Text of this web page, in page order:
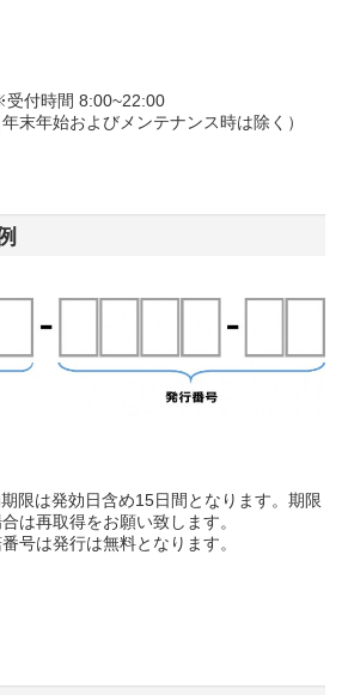
付時間 8:00~22:00
末年始およびメンテナンス時は除く）
限は発効日含め15日間となります。期限
は再取得をお願い致します。
号は発行は無料となります。